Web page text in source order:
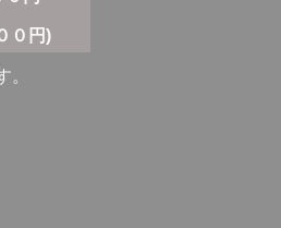
円)